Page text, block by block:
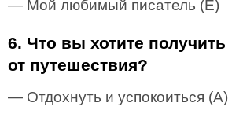
— Мой любимый писатель (E)
6. Что вы хотите получить
от путешествия?
— Отдохнуть и успокоиться (А)